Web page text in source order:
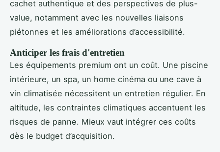
cachet authentique et des perspectives de plus-
value, notamment avec les nouvelles liaisons
piétonnes et les améliorations d’accessibilité.
Anticiper les frais d'entretien
Les équipements premium ont un coût. Une piscine
intérieure, un spa, un home cinéma ou une cave à
vin climatisée nécessitent un entretien régulier. En
altitude, les contraintes climatiques accentuent les
risques de panne. Mieux vaut intégrer ces coûts
dès le budget d’acquisition.